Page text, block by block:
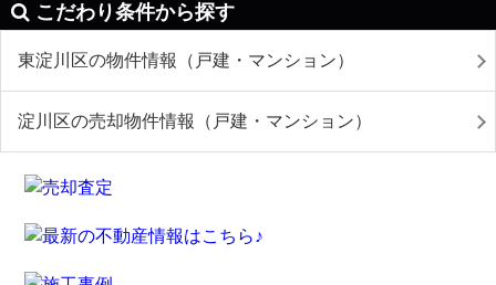
こだわり条件から探す
東淀川区の物件情報（戸建・マンション）
淀川区の売却物件情報（戸建・マンション）